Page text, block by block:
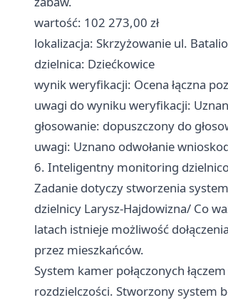
wartość: 102 273,00 zł
lokalizacja: Skrzyżowanie ul.
dzielnica: Dziećkowice
wynik weryfikacji: Ocena łączna
uwagi do wyniku weryfikacji:
głosowanie: dopuszczony do
uwagi: Uznano odwołanie
6. Inteligentny monitoring
Zadanie dotyczy stworzenia
dzielnicy Larysz-Hajdowizna/ Co
latach istnieje możliwość
przez mieszkańców.
System kamer połączonych
rozdzielczości. Stworzony system